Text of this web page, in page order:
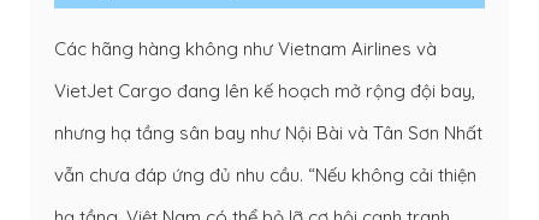
Các hãng hàng không như Vietnam Airlines và
VietJet Cargo đang lên kế hoạch mở rộng đội bay,
nhưng hạ tầng sân bay như Nội Bài và Tân Sơn Nhất
vẫn chưa đáp ứng đủ nhu cầu. “Nếu không cải thiện